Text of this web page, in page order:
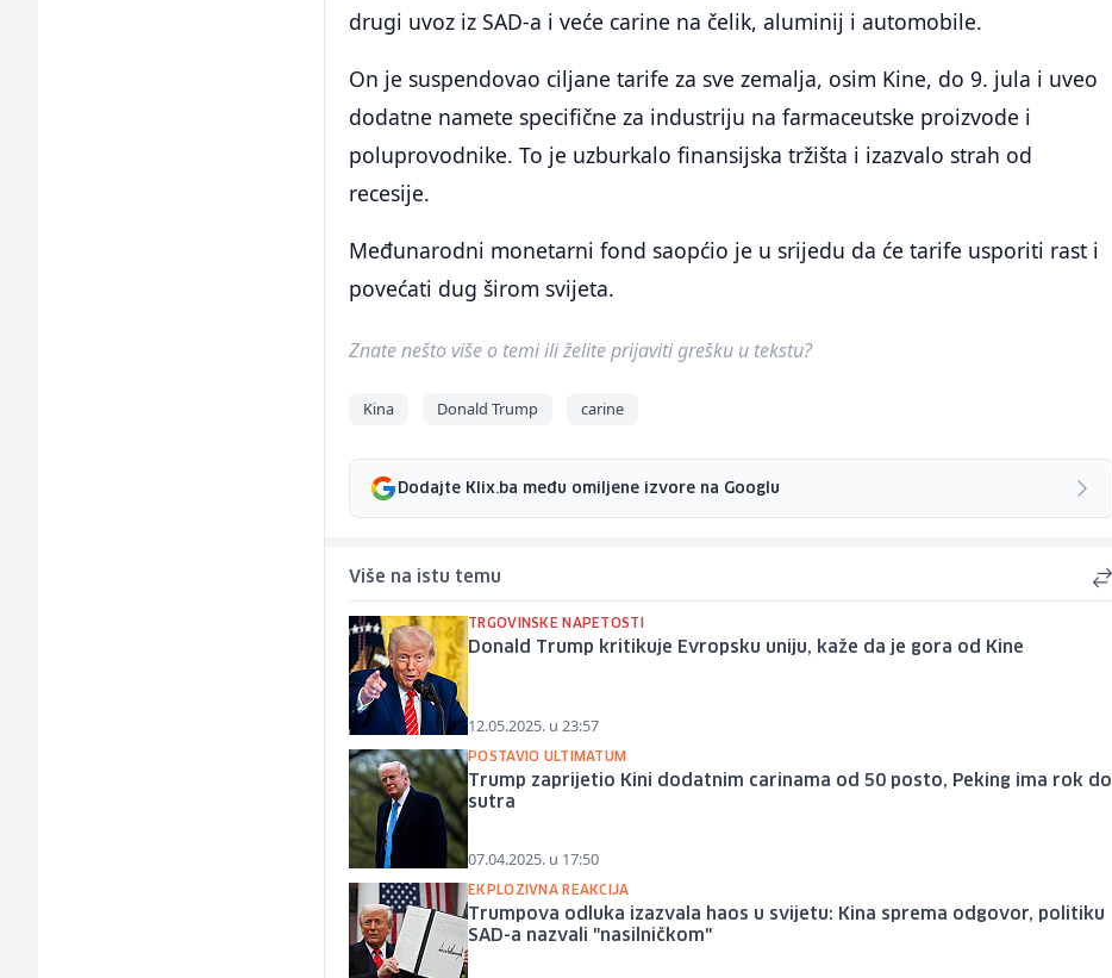
drugi uvoz iz SAD-a i veće carine na čelik, aluminij i automobile.
On je suspendovao ciljane tarife za sve zemalja, osim Kine, do 9. jula i uveo
dodatne namete specifične za industriju na farmaceutske proizvode i
poluprovodnike. To je uzburkalo finansijska tržišta i izazvalo strah od
recesije.
Međunarodni monetarni fond saopćio je u srijedu da će tarife usporiti rast i
povećati dug širom svijeta.
Znate nešto više o temi ili želite prijaviti grešku u tekstu?
Kina Donald Trump carine
Dodajte Klix.ba među omiljene izvore na Googlu
Više na istu temu
TRGOVINSKE NAPETOSTI
Donald Trump kritikuje Evropsku uniju, kaže da je gora od Kine
12.05.2025. u 23:57
POSTAVIO ULTIMATUM
Trump zaprijetio Kini dodatnim carinama od 50 posto, Peking ima rok do
sutra
07.04.2025. u 17:50
EKPLOZIVNA REAKCIJA
Trumpova odluka izazvala haos u svijetu: Kina sprema odgovor, politiku
SAD-a nazvali "nasilničkom"